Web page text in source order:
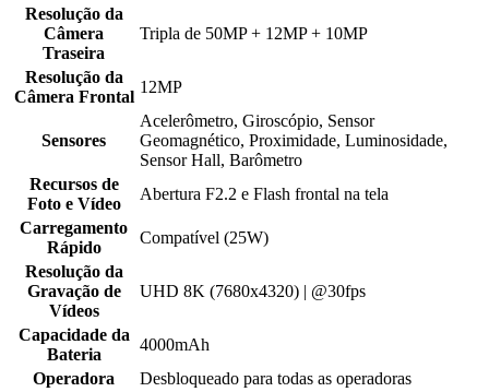
Resolução da
Câmera
Traseira
Tripla de 50MP + 12MP + 10MP
Resolução da
Câmera Frontal
12MP
Sensores
Acelerômetro, Giroscópio, Sensor
Geomagnético, Proximidade, Luminosidade,
Sensor Hall, Barômetro
Recursos de
Foto e Vídeo
Abertura F2.2 e Flash frontal na tela
Carregamento
Rápido
Compatível (25W)
Resolução da
Gravação de
Vídeos
UHD 8K (7680x4320) | @30fps
Capacidade da
Bateria
4000mAh
Operadora
Desbloqueado para todas as operadoras